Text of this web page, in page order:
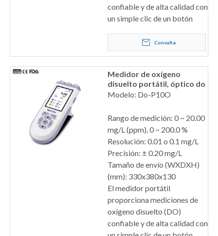
confiable y de alta calidad con
un simple clic de un botón
Consulta
Medidor de oxígeno
disuelto portátil, óptico do
Modelo: Do-P10O
Rango de medición: 0 ~ 20.00
mg/L (ppm), 0 ~ 200.0 %
Resolución: 0.01 o 0.1 mg/L
Precisión: ± 0.20 mg/L
Tamaño de envío (WXDXH)
(mm): 330x380x130
El medidor portátil
proporciona mediciones de
oxígeno disuelto (DO)
confiable y de alta calidad con